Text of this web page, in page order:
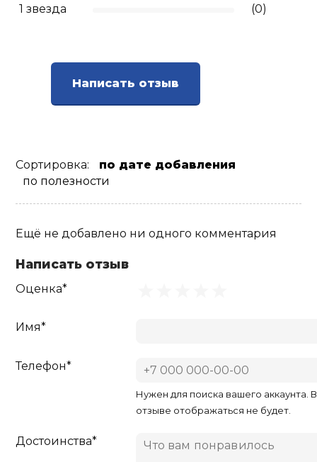
1 звезда (0)
Написать отзыв
Сортировка:
по дате добавления
по полезности
Ещё не добавлено ни одного комментария
Написать отзыв
Оценка*
Имя*
Телефон*
Нужен для поиска вашего аккаунта. В
отзыве отображаться не будет.
Достоинства*